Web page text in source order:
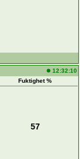
12:32:10
Fuktighet %
57